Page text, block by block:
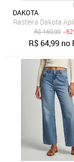
DAKOTA
Rasteira Dakota
R$169,99 -
R$ 64,99 no